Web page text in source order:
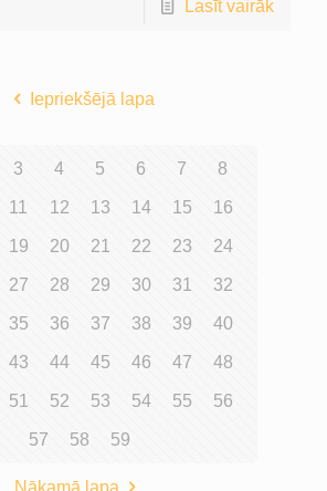
Lasīt vairāk
Iepriekšējā lapa
3 4 5 6 7 8
11 12 13 14 15 16
19 20 21 22 23 24
27 28 29 30 31 32
35 36 37 38 39 40
43 44 45 46 47 48
51 52 53 54 55 56
57 58 59
Nākamā lapa